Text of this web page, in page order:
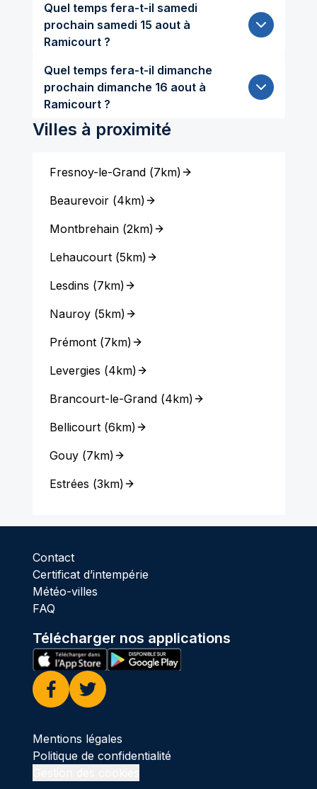
Quel temps fera-t-il samedi
prochain samedi 15 aout à
Ramicourt ?
Quel temps fera-t-il dimanche
prochain dimanche 16 aout à
Ramicourt ?
Villes à proximité
Fresnoy-le-Grand(7km)
Beaurevoir(4km)
Montbrehain(2km)
Lehaucourt(5km)
Lesdins (7km)
Nauroy(5km)
Prémont(7km)
Levergies (4km)
Brancourt-le-Grand(4km)
Bellicourt(6km)
Gouy(7km)
Estrées (3km)
Contact
Certificat d’intempérie
Météo-villes
FAQ
Télécharger nos applications
Facebook
Twitter
Mentions légales
Politique de confidentialité